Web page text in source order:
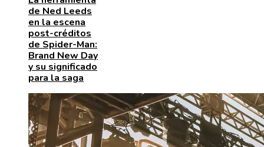
de Ned Leeds
en la escena
post-créditos
de Spider-Man:
Brand New Day
y su significado
para la saga